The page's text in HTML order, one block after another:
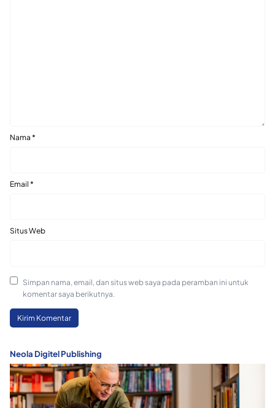
Nama *
Email *
Situs Web
Simpan nama, email, dan situs web saya pada peramban ini untuk
komentar saya berikutnya.
Neola Digitel Publishing